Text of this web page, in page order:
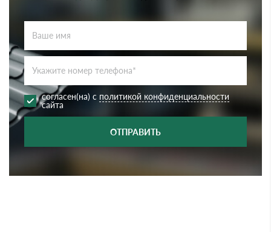
согласен(на) с политикой конфиденциальности
сайта
ОТПРАВИТЬ